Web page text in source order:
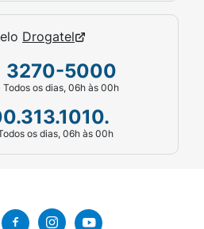
medicamentos
1 mL
Drogatel
3270-5000
Todos os dias, 06h às 00h
os dias, 06h às 00h